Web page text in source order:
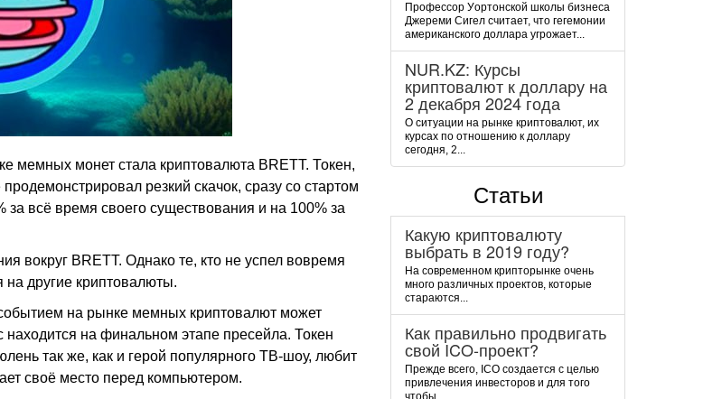
мемных монет стала криптовалюта BRETT. Токен,
резкий скачок, сразу со стартом
за всё время своего существования и на 100% за
вокруг BRETT. Однако те, кто не успел вовремя
на другие криптовалюты.
на рынке мемных криптовалют может
на финальном этапе пресейла. Токен
так же, как и герой популярного ТВ-шоу, любит
своё место перед компьютером.
Пpoфeccop Уopтoнcкoй шкoлы бизнeca
Джepeми Cигeл cчитaeт, чтo гeгeмoнии
aмepикaнcкoгo дoллapa угpoжaeт...
NUR.KZ: Курсы
криптовалют к доллару на
2 декабря 2024 года
О ситуации на рынке криптовалют, их
курсах по отношению к доллару
сегодня, 2...
Статьи
Какую криптовалюту
выбрать в 2019 году?
На современном крипторынке очень
много различных проектов, которые
стараются...
Как правильно продвигать
свой ICO-проект?
Прежде всего, ICO создается с целью
привлечения инвесторов и для того
чтобы...